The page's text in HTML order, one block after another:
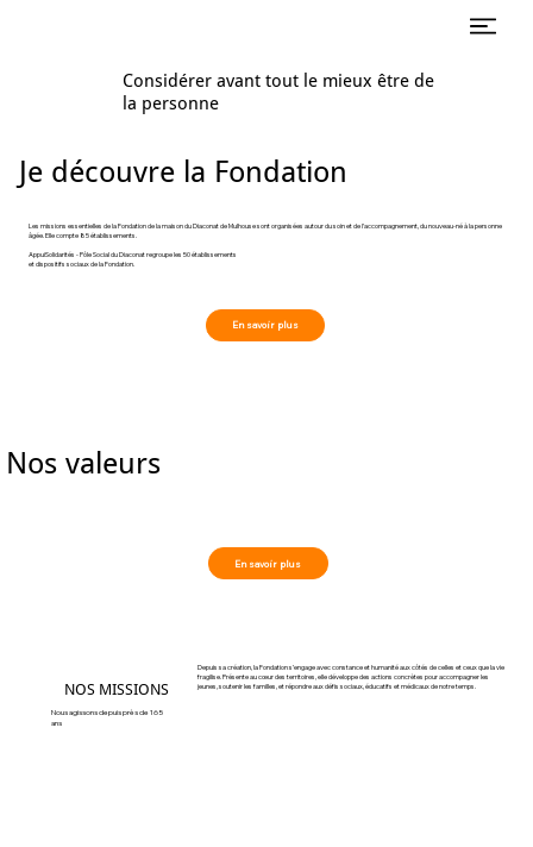
Considérer avant tout le mieux être de
la personne
Je découvre la Fondation
Les missions essentielles de la Fondation de la maison du Diaconat de Mulhouse sont organisées autour du soin et de l’accompagnement, du nouveau-né à la personne
âgée. Elle compte 85 établissements.
AppuiSolidarités - Pôle Social du Diaconat regroupe les 50 établissements
et dispositifs sociaux de la Fondation.
En savoir plus
Nos valeurs
En savoir plus
NOS MISSIONS
Nous agissons depuis près de 165
ans
Depuis sa création, la Fondation s’engage avec constance et humanité aux côtés de celles et ceux que la vie
fragilise. Présente au cœur des territoires, elle développe des actions concrètes pour accompagner les
jeunes, soutenir les familles, et répondre aux défis sociaux, éducatifs et médicaux de notre temps.